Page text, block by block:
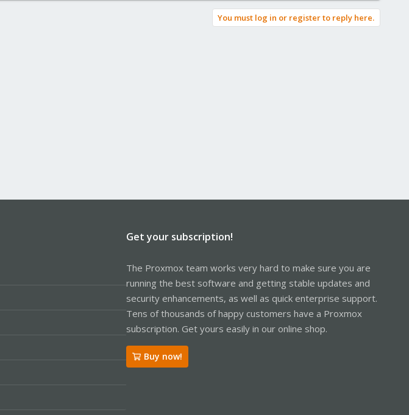
You must log in or register to reply here.
Get your subscription!
The Proxmox team works very hard to make sure you are
running the best software and getting stable updates and
security enhancements, as well as quick enterprise support.
Tens of thousands of happy customers have a Proxmox
subscription. Get yours easily in our online shop.
Buy now!